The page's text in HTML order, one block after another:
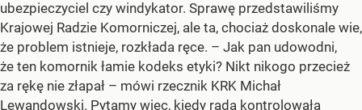
ubezpieczyciel czy windykator. Sprawę przedstawiliśmy
Krajowej Radzie Komorniczej, ale ta, chociaż doskonale wie,
że problem istnieje, rozkłada ręce. – Jak pan udowodni,
że ten komornik łamie kodeks etyki? Nikt nikogo przecież
za rękę nie złapał – mówi rzecznik KRK Michał
Lewandowski. Pytamy więc, kiedy rada kontrolowała